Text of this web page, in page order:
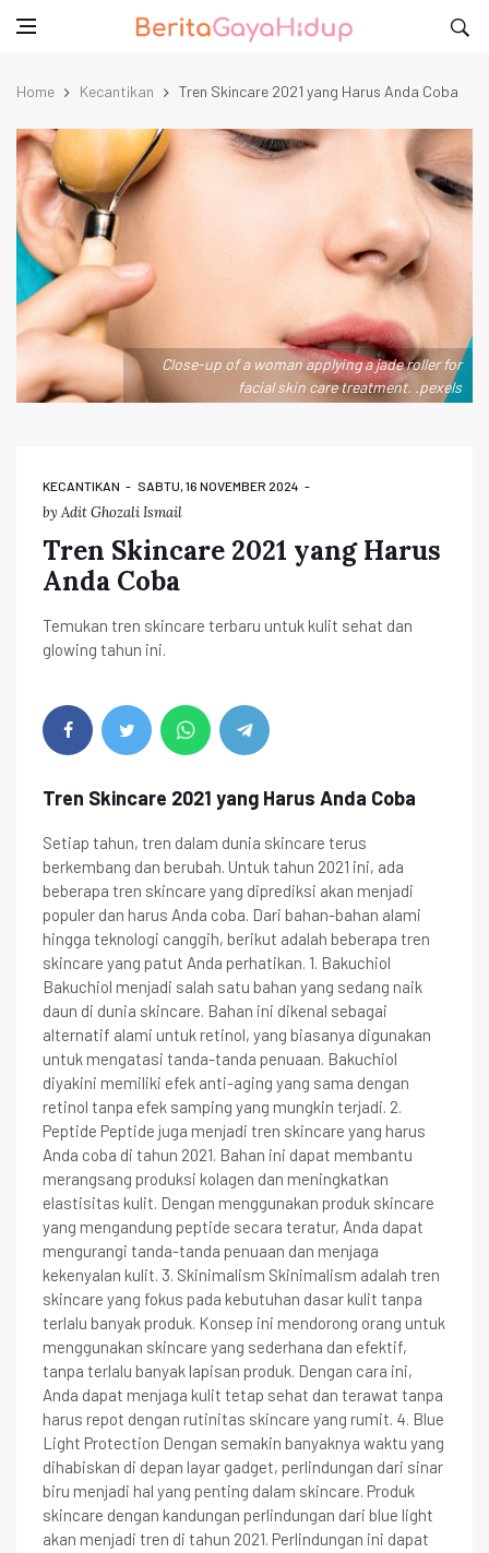
Home Kecantikan Tren Skincare 2021 yang Harus Anda Coba
Close-up of a woman applying a jade roller for
facial skin care treatment. .pexels
KECANTIKAN SABTU, 16 NOVEMBER 2024
by Adit Ghozali Ismail
Tren Skincare 2021 yang Harus
Anda Coba
Temukan tren skincare terbaru untuk kulit sehat dan
glowing tahun ini.
Tren Skincare 2021 yang Harus Anda Coba
Setiap tahun, tren dalam dunia skincare terus
berkembang dan berubah. Untuk tahun 2021 ini, ada
beberapa tren skincare yang diprediksi akan menjadi
populer dan harus Anda coba. Dari bahan-bahan alami
hingga teknologi canggih, berikut adalah beberapa tren
skincare yang patut Anda perhatikan. 1. Bakuchiol
Bakuchiol menjadi salah satu bahan yang sedang naik
daun di dunia skincare. Bahan ini dikenal sebagai
alternatif alami untuk retinol, yang biasanya digunakan
untuk mengatasi tanda-tanda penuaan. Bakuchiol
diyakini memiliki efek anti-aging yang sama dengan
retinol tanpa efek samping yang mungkin terjadi. 2.
Peptide Peptide juga menjadi tren skincare yang harus
Anda coba di tahun 2021. Bahan ini dapat membantu
merangsang produksi kolagen dan meningkatkan
elastisitas kulit. Dengan menggunakan produk skincare
yang mengandung peptide secara teratur, Anda dapat
mengurangi tanda-tanda penuaan dan menjaga
kekenyalan kulit. 3. Skinimalism Skinimalism adalah tren
skincare yang fokus pada kebutuhan dasar kulit tanpa
terlalu banyak produk. Konsep ini mendorong orang untuk
menggunakan skincare yang sederhana dan efektif,
tanpa terlalu banyak lapisan produk. Dengan cara ini,
Anda dapat menjaga kulit tetap sehat dan terawat tanpa
harus repot dengan rutinitas skincare yang rumit. 4. Blue
Light Protection Dengan semakin banyaknya waktu yang
dihabiskan di depan layar gadget, perlindungan dari sinar
biru menjadi hal yang penting dalam skincare. Produk
skincare dengan kandungan perlindungan dari blue light
akan menjadi tren di tahun 2021. Perlindungan ini dapat